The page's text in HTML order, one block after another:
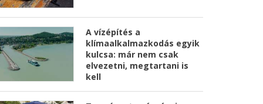
A vízépítés a
klímaalkalmazkodás egyik
kulcsa: már nem csak
elvezetni, megtartani is
kell